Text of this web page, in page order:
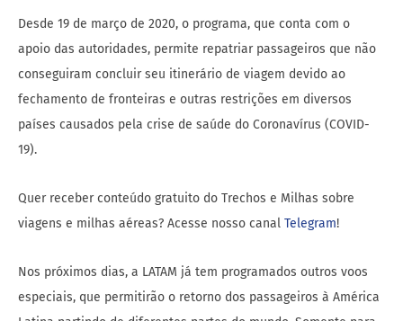
Desde 19 de março de 2020, o programa, que conta com o
apoio das autoridades, permite repatriar passageiros que não
conseguiram concluir seu itinerário de viagem devido ao
fechamento de fronteiras e outras restrições em diversos
países causados pela crise de saúde do Coronavírus (COVID-
19).
Quer receber conteúdo gratuito do Trechos e Milhas sobre
viagens e milhas aéreas? Acesse nosso canal Telegram!
Nos próximos dias, a LATAM já tem programados outros voos
especiais, que permitirão o retorno dos passageiros à América